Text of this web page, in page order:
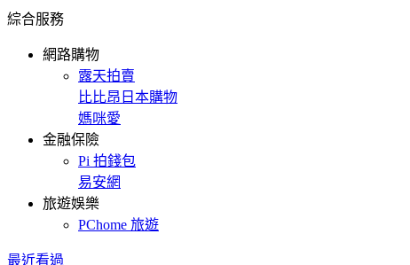
綜合服務
網路購物
露天拍賣
比比昂日本購物
媽咪愛
金融保險
Pi 拍錢包
易安網
旅遊娛樂
PChome 旅遊
最近看過